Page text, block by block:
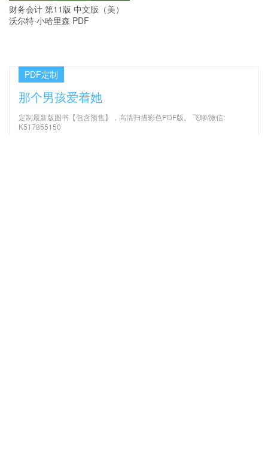
财务会计 第11版 中文版（美）
沃尔特·小哈里森 PDF
PDF定制
那个男孩爱着她
定制最新版图书【包含预售】，高清扫描彩色PDF版。 飞聊/微信:
K517855150